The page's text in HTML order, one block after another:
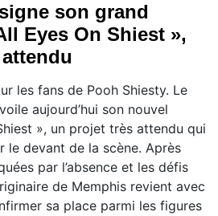
son grand
Eyes On Shiest »,
les fans de Pooh Shiesty. Le
aujourd’hui son nouvel
», un projet très attendu qui
le devant de la scène. Après
par l’absence et les défis
de Memphis revient avec
sa place parmi les figures